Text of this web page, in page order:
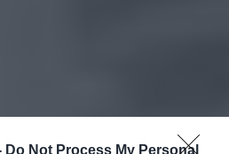
Do Not Process My Personal